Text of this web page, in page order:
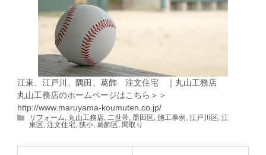
江東、江戸川、隅田、葛飾 注文住宅 ｜丸山工務店
丸山工務店のホームページはこちら＞＞
http://www.maruyama-koumuten.co.jp/
リフォーム 丸山工務店 二世帯 墨田区 施工事例 江戸川区 江
東区 注文住宅 狭小 葛飾区 間取り